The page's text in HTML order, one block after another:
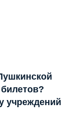
учреждений